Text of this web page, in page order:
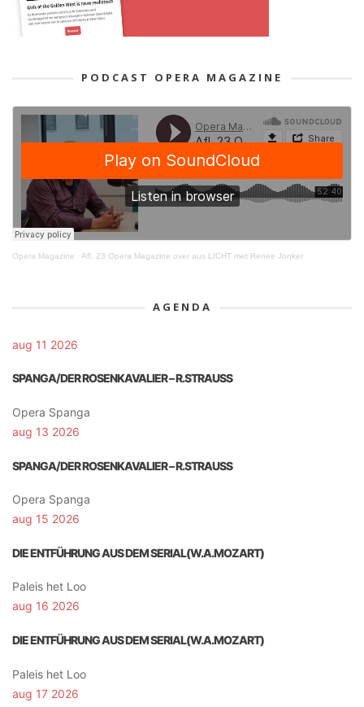
PODCAST OPERA MAGAZINE
Opera Magazine · Afl. 23 Opera Magazine over aus LICHT met Renee Jonker
AGENDA
aug 11 2026
SPANGA/DER ROSENKAVALIER – R.STRAUSS
Opera Spanga
aug 13 2026
SPANGA/DER ROSENKAVALIER – R.STRAUSS
Opera Spanga
aug 15 2026
DIE ENTFÜHRUNG AUS DEM SERIAL(W.A.MOZART)
Paleis het Loo
aug 16 2026
DIE ENTFÜHRUNG AUS DEM SERIAL(W.A.MOZART)
Paleis het Loo
aug 17 2026